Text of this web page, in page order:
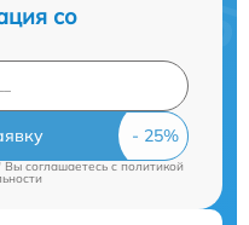
со
Вы соглашаетесь cполитикой